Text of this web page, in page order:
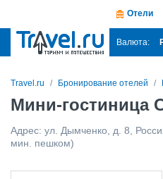
Отели
Валюта:
Travel.ru Бронирование отелей
Мини-гостиница
Адрес: ул. Дымченко, д. 8
мин. пешком)